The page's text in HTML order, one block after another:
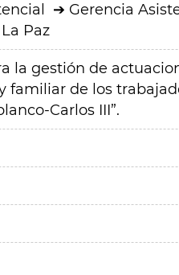
Gerencia
Paz
la gestión de
familiar de los
Carlos III”.